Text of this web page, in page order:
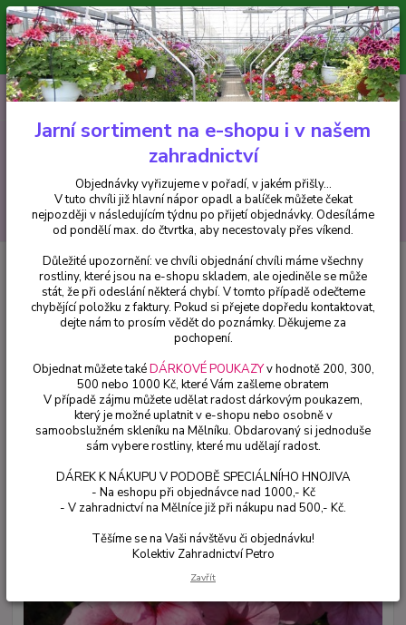
Minimální hodnota pro odeslání z e-shopu je 300 Kč.
V tuto chvíli již hlavní nápor objednávek opadl a balíček můžete čekat
nejpozději v následujícím týdnu po přijetí objednávky. Objednávky
vyřizujeme v pořadí, v jakém přišly...
CZK
Hledat
+420 602 223 614 0ks
za0 Kč
Balkónové rostliny
Petúnie – Surfínie – Pink Vein - cena na
prodejně
Petúnie – Surfínie – Pink Vein -
cena na prodejně
Jarní sortiment na e-shopu i v našem
zahradnictví
Objednávky vyřizujeme v pořadí, v jakém přišly...
V tuto chvíli již hlavní nápor opadl a balíček můžete čekat
nejpozději v následujícím týdnu po přijetí objednávky. Odesíláme
od pondělí max. do čtvrtka, aby necestovaly přes víkend.
Důležité upozornění: ve chvíli objednání chvíli máme všechny
rostliny, které jsou na e-shopu skladem, ale ojediněle se může
stát, že při odeslání některá chybí. V tomto případě odečteme
chybějící položku z faktury. Pokud si přejete dopředu kontaktovat,
dejte nám to prosím vědět do poznámky. Děkujeme za
pochopení.
Objednat můžete takéDÁRKOVÉ POUKAZYv hodnotě 200, 300,
500 nebo 1000 Kč, které Vám zašleme obratem
V případě zájmu můžete udělat radost dárkovým poukazem,
který je možné uplatnit v e-shopu nebo osobně v
samoobslužném skleníku na Mělníku. Obdarovaný si jednoduše
sám vybere rostliny, které mu udělají radost.
DÁREK K NÁKUPU V PODOBĚ SPECIÁLNÍHO HNOJIVA
- Na eshopu při objednávce nad 1000,- Kč
- V zahradnictví na Mělníce již při nákupu nad 500,- Kč.
Těšíme se na Vaši návštěvu či objednávku!
Kolektiv Zahradnictví Petro
Zavřít